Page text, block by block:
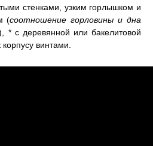
стенками, узким горлышком и
(соотношение горловины и дна
* с деревянной или бакелитовой
винтами.